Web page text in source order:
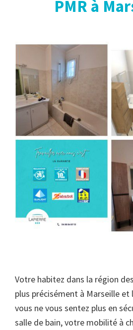
PMR à
Votre habitez dans la région
plus précisément à Marseille et
vous ne vous sentez plus en
salle de bain, votre mobilité à